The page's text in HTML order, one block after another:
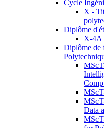
Cycle
X -
Diplôme
X-4A
Diplôme de
Data